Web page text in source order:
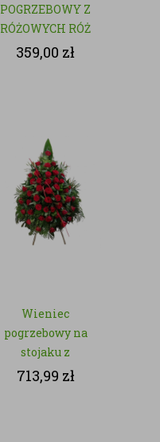
POGRZEBOWY Z
RÓŻOWYCH RÓŻ
- NATURALNY
359,00 zł
Wieniec
pogrzebowy na
stojaku z
czerwonych róż
713,99 zł